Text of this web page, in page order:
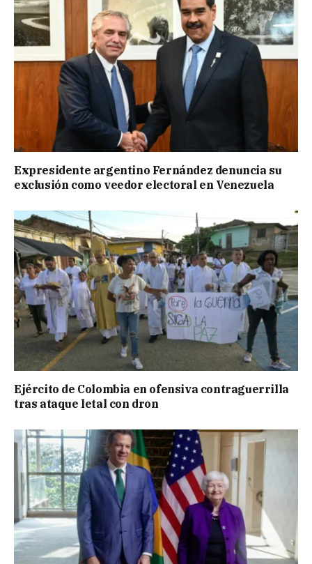
Expresidente argentino Fernández denuncia su
exclusión como veedor electoral en Venezuela
Ejército de Colombia en ofensiva contraguerrilla
tras ataque letal con dron